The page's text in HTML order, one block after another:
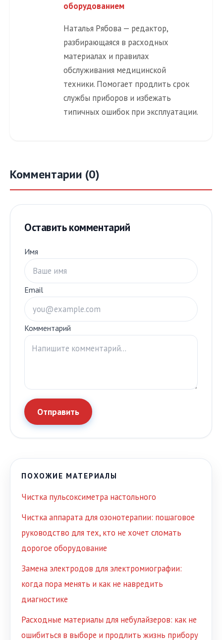
оборудованием
Наталья Рябова — редактор,
разбирающаяся в расходных
материалах и правилах
обслуживания медицинской
техники. Помогает продлить срок
службы приборов и избежать
типичных ошибок при эксплуатации.
Комментарии (0)
Оставить комментарий
Имя
Email
Комментарий
Отправить
ПОХОЖИЕ МАТЕРИАЛЫ
Чистка пульсоксиметра настольного
Чистка аппарата для озонотерапии: пошаговое
руководство для тех, кто не хочет сломать
дорогое оборудование
Замена электродов для электромиографии:
когда пора менять и как не навредить
диагностике
Расходные материалы для небулайзеров: как не
ошибиться в выборе и продлить жизнь прибору